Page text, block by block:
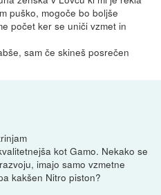
puško, mogoče bo boljše
počet ker se uniči vzmet in
sam če skineš posrečen
kot Gamo. Nekako se
imajo samo vzmetne
kakšen Nitro piston?